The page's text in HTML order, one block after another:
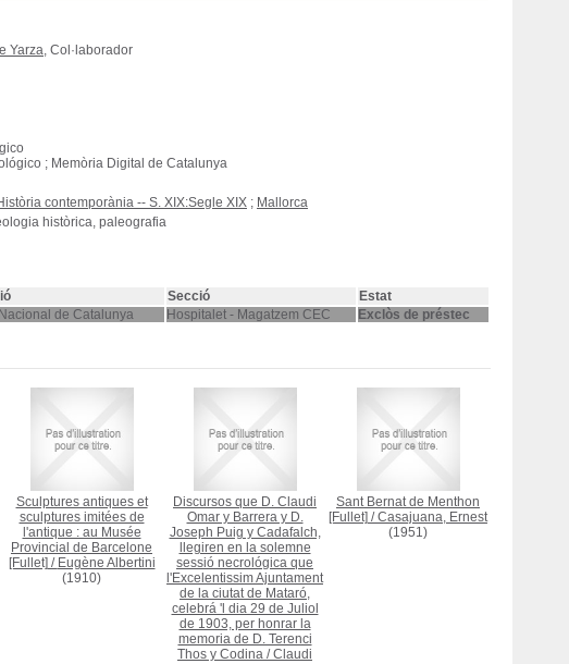
Yarza, Col·laborador
; Memòria Digital de Catalunya
contemporània -- S. XIX:Segle XIX ; Mallorca
històrica, paleografia
Secció
Estat
de Catalunya Hospitalet - Magatzem CEC Exclòs de préstec
Sculptures antiques et
sculptures imitées de
l'antique : au Musée
Provincial de Barcelone
[Fullet] / Eugène Albertini
(1910)
Discursos que D. Claudi
Omar y Barrera y D.
Joseph Puig y Cadafalch,
llegiren en la solemne
sessió necrológica que
l'Excelentissim Ajuntament
de la ciutat de Mataró,
celebrá 'l dia 29 de Juliol
de 1903, per honrar la
memoria de D. Terenci
Thos y Codina /Claudi
Sant Bernat de Menthon
[Fullet] /Casajuana, Ernest
(1951)